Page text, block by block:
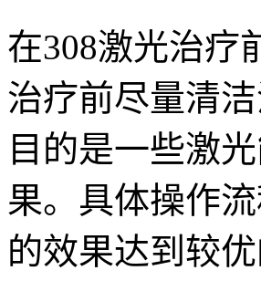
在308激光治疗
治疗前尽量清
目的是一些激
果。具体操作
的效果达到较